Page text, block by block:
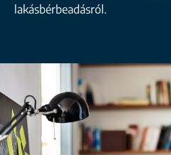
lakásbérbeadásról.